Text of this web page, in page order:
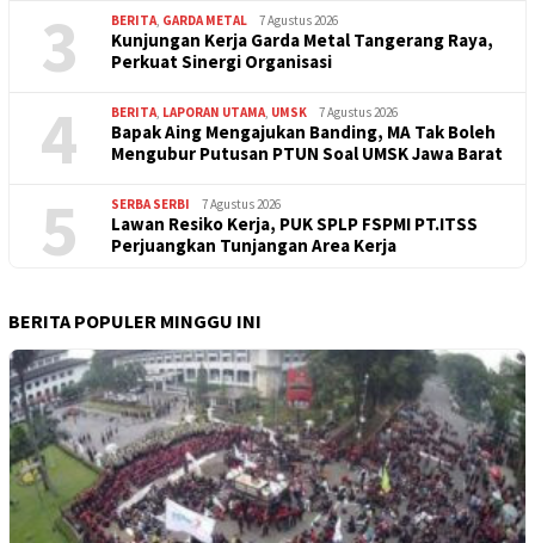
3 BERITA, GARDA METAL 7 Agustus 2026
Kunjungan Kerja Garda Metal Tangerang Raya,
Perkuat Sinergi Organisasi
4 BERITA, LAPORAN UTAMA, UMSK 7 Agustus 2026
Bapak Aing Mengajukan Banding, MA Tak Boleh
Mengubur Putusan PTUN Soal UMSK Jawa Barat
5 SERBA SERBI 7 Agustus 2026
Lawan Resiko Kerja, PUK SPLP FSPMI PT.ITSS
Perjuangkan Tunjangan Area Kerja
BERITA POPULER MINGGU INI